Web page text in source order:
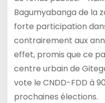
Bagumyabanga de la
forte participation
contrairement aux
effet, promis que ce
centre urbain de
vote le CNDD-FDD à
prochaines élections.